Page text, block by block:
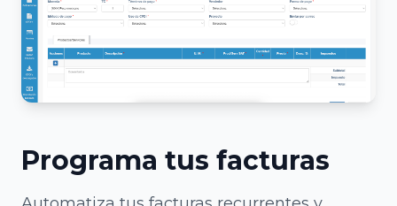
Programa tus facturas